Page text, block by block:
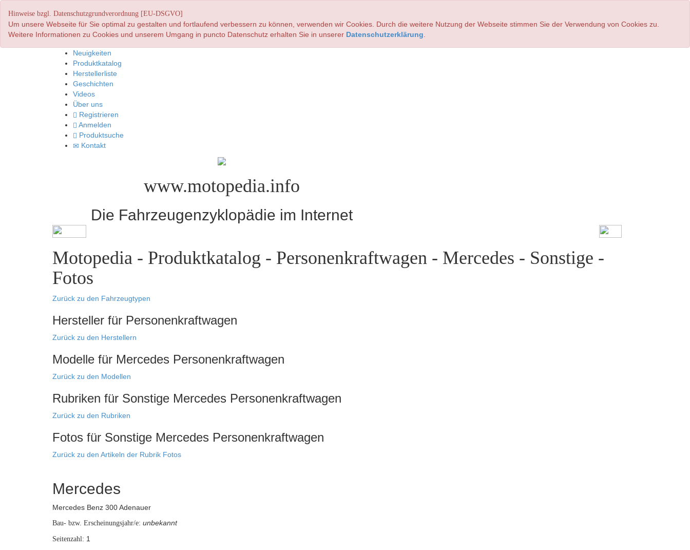
Hinweise bzgl. Datenschutzgrundverordnung [EU-DSGVO]
Um unsere Webseite für Sie optimal zu gestalten und fortlaufend verbessern zu können, verwenden wir Cookies. Durch die weitere Nutzung der Webseite stimmen Sie der Verwendung von Cookies zu.
Weitere Informationen zu Cookies und unserem Umgang in puncto Datenschutz erhalten Sie in unserer Datenschutzerklärung
Neuigkeiten
Produktkatalog
Herstellerliste
Geschichten
Videos
Über uns
Registrieren
Anmelden
Produktsuche
Kontakt
www.motopedia.info
Die Fahrzeugenzyklopädie im Internet
Motopedia - Produktkatalog - Personenkraftwagen - Mercedes - Sonstige -
Fotos
Zurück zu den Fahrzeugtypen
Hersteller für Personenkraftwagen
Zurück zu den Herstellern
Modelle für Mercedes Personenkraftwagen
Zurück zu den Modellen
Rubriken für Sonstige Mercedes Personenkraftwagen
Zurück zu den Rubriken
Fotos für Sonstige Mercedes Personenkraftwagen
Zurück zu den Artikeln der Rubrik Fotos
Mercedes
Mercedes Benz 300 Adenauer
Bau- bzw. Erscheinungsjahr/e: unbekannt
Seitenzahl: 1